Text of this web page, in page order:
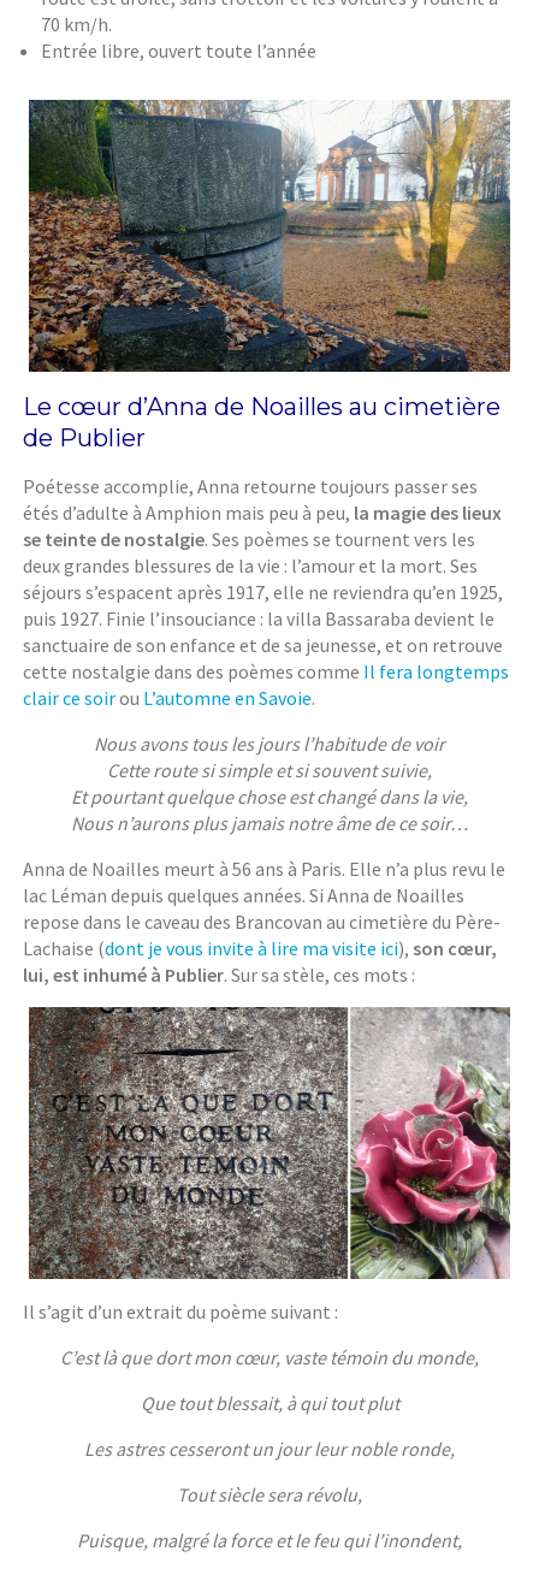
70 km/h.
Entrée libre, ouvert toute l’année
Le cœur d’Anna de Noailles au cimetière
de Publier
Poétesse accomplie, Anna retourne toujours passer ses
étés d’adulte à Amphion mais peu à peu, la magie des lieux
se teinte de nostalgie. Ses poèmes se tournent vers les
deux grandes blessures de la vie : l’amour et la mort. Ses
séjours s’espacent après 1917, elle ne reviendra qu’en 1925,
puis 1927. Finie l’insouciance : la villa Bassaraba devient le
sanctuaire de son enfance et de sa jeunesse, et on retrouve
cette nostalgie dans des poèmes comme Il fera longtemps
clair ce soirou L’automne en Savoie.
Nous avons tous les jours l’habitude de voir
Cette route si simple et si souvent suivie,
Et pourtant quelque chose est changé dans la vie,
Nous n’aurons plus jamais notre âme de ce soir…
Anna de Noailles meurt à 56 ans à Paris. Elle n’a plus revu le
lac Léman depuis quelques années. Si Anna de Noailles
repose dans le caveau des Brancovan au cimetière du Père-
Lachaise (dont je vous invite à lire ma visite ici),son cœur,
lui, est inhumé à Publier. Sur sa stèle, ces mots :
Il s’agit d’un extrait du poème suivant :
C’est là que dort mon cœur, vaste témoin du monde,
Que tout blessait, à qui tout plut
Les astres cesseront un jour leur noble ronde,
Tout siècle sera révolu,
Puisque, malgré la force et le feu qui l’inondent,